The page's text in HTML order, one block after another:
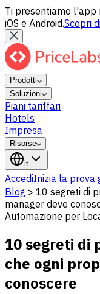
Ti presentiamo l'app
iOS e Android.Scopri
Prodotti
Soluzioni
Piani tariffari
Hotels
Impresa
Risorse
it
AccediInizia la prova
Blog > 10 segreti di
manager deve
Automazione per
10 segreti di
che ogni
conoscere